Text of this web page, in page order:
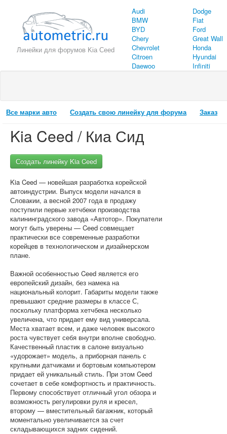
Линейки для форумов Kia Ceed
Audi
BMW
BYD
Chery
Chevrolet
Citroen
Daewoo
Dodge
Fiat
Ford
Great Wall
Honda
Hyundai
Infiniti
Все марки авто Создать свою линейку для форума Заказ
Kia Ceed / Киа Сид
Создать линейку Kia Ceed
Kia Ceed — новейшая разработка корейской
автоиндустрии. Выпуск модели начался в
Словакии, а весной 2007 года в продажу
поступили первые хетчбеки производства
калининградского завода «Автотор». Покупатели
могут быть уверены — Ceed совмещает
практически все современные разработки
корейцев в технологическом и дизайнерском
плане.
Важной особенностью Ceed является его
европейский дизайн, без намека на
национальный колорит. Габариты модели также
превышают средние размеры в классе С,
поскольку платформа хетчбека несколько
увеличена, что придает ему вид универсала.
Места хватает всем, и даже человек высокого
роста чувствует себя внутри вполне свободно.
Качественный пластик в салоне визуально
«удорожает» модель, а приборная панель с
крупными датчиками и бортовым компьютером
придает ей уникальный стиль. При этом Ceed
сочетает в себе комфортность и практичность.
Первому способствует отличный угол обзора и
возможность регулировки руля и кресел,
второму — вместительный багажник, который
моментально увеличивается за счет
складывающихся задних сидений.